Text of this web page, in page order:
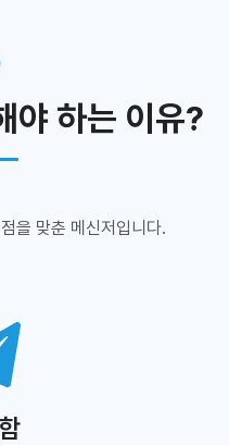
야 하는 이유?
을 맞춘 메신저입니다.